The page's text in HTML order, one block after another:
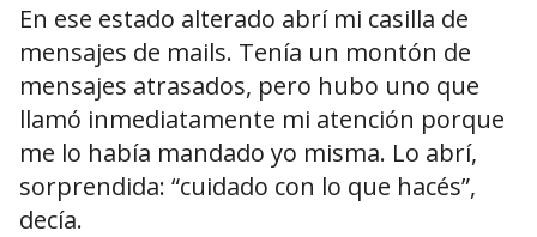
En ese estado alterado abrí mi casilla de
mensajes de mails. Tenía un montón de
mensajes atrasados, pero hubo uno que
llamó inmediatamente mi atención porque
me lo había mandado yo misma. Lo abrí,
sorprendida: “cuidado con lo que hacés”,
decía.